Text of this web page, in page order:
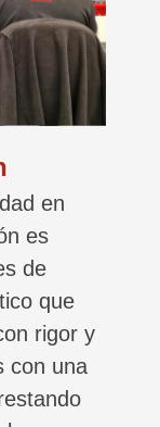
en
es
de
que
rigor y
con una